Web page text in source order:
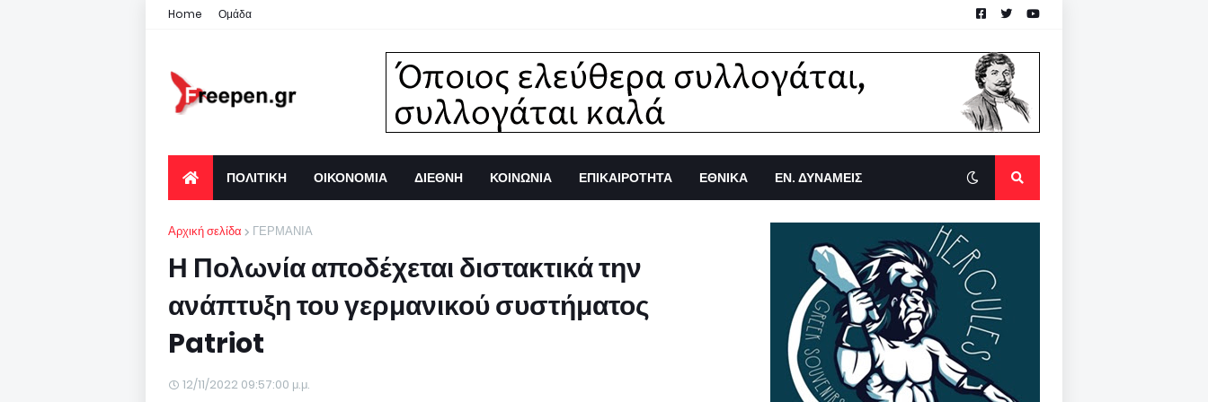
Home Ομάδα
ΠΟΛΙΤΙΚΗ ΟΙΚΟΝΟΜΙΑ ΔΙΕΘΝΗ ΚΟΙΝΩΝΙΑ ΕΠΙΚΑΙΡΟΤΗΤΑ ΕΘΝΙΚΑ ΕΝ. ΔΥΝΑΜΕΙΣ
Αρχική σελίδα ΓΕΡΜΑΝΙΑ
Η Πολωνία αποδέχεται διστακτικά την
ανάπτυξη του γερμανικού συστήματος
Patriot
12/11/2022 09:57:00 μ.μ.